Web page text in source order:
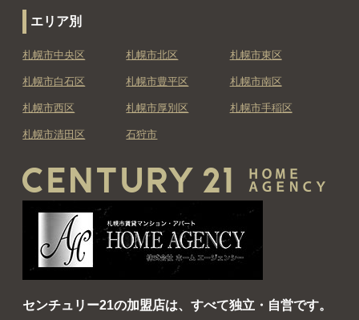
エリア別
札幌市中央区 札幌市北区 札幌市東区
札幌市白石区 札幌市豊平区 札幌市南区
札幌市西区 札幌市厚別区 札幌市手稲区
札幌市清田区 石狩市
センチュリー21の加盟店は、すべて独立・自営です。